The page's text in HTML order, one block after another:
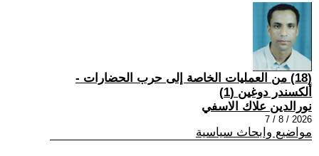
(18) من العمليات الخاصة إلى حرب الحضارات -
ألكسندر دوغين (1)
نورالدين علاك الاسفي
2026 / 8 / 7
مواضيع وابحاث سياسية